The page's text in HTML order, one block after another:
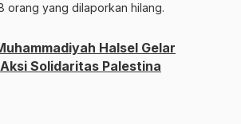
orang yang dilaporkan hilang.
Halsel Gelar
Solidaritas Palestina